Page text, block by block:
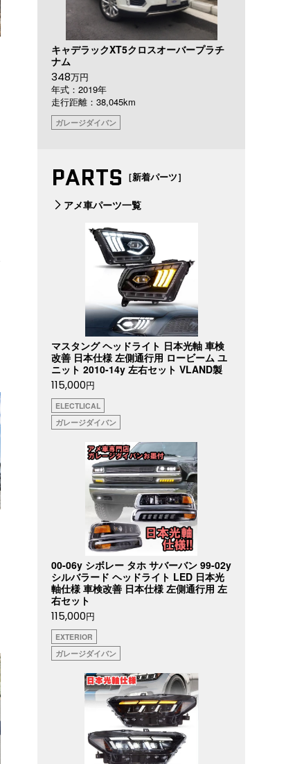
キャデラックXT5クロスオーバープラチ
ナム
348万円
年式：2019年
走行距離：38,045km
ガレージダイバン
PARTS ［新着パーツ］
アメ車パーツ一覧
マスタング ヘッドライト 日本光軸 車検
改善 日本仕様 左側通行用 ロービーム ユ
ニット 2010-14y 左右セット VLAND製
115,000円
ELECTLICAL
ガレージダイバン
00-06y シボレー タホ サバーバン 99-02y
シルバラード ヘッドライト LED 日本光
軸仕様 車検改善 日本仕様 左側通行用 左
右セット
115,000円
EXTERIOR
ガレージダイバン